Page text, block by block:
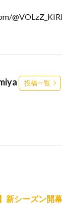
投稿一覧
】新シーズン開